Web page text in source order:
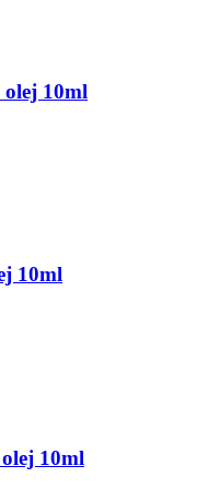
10ml
10ml
10ml